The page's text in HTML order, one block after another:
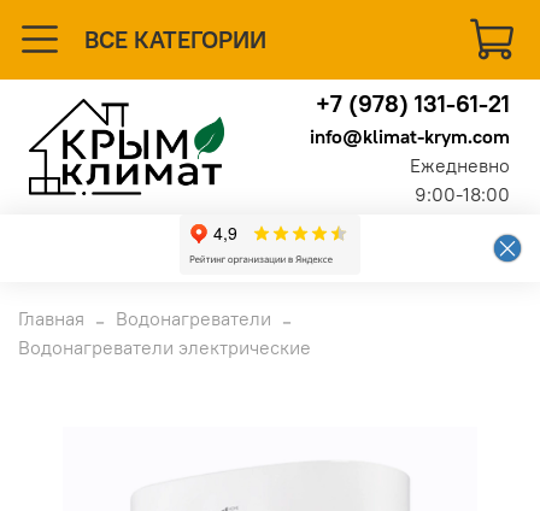
ВСЕ КАТЕГОРИИ
+7 (978) 131-61-21
info@klimat-krym.com
Ежедневно
9:00-18:00
Главная
Водонагреватели
Водонагреватели электрические